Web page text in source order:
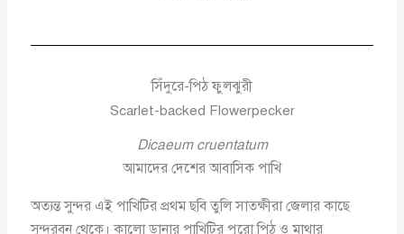
সিঁদুরে-পিঠ ফুলঝুরী
Scarlet-backed Flowerpecker
Dicaeum cruentatum
আমাদের দেশের আবাসিক পাখি
অত্যন্ত সুন্দর এই পাখিটির প্রথম ছবি তুলি সাতক্ষীরা জেলার কাছে
সুন্দরবন থেকে। কালো ডানার পাখিটির পুরো পিঠ ও মাথার